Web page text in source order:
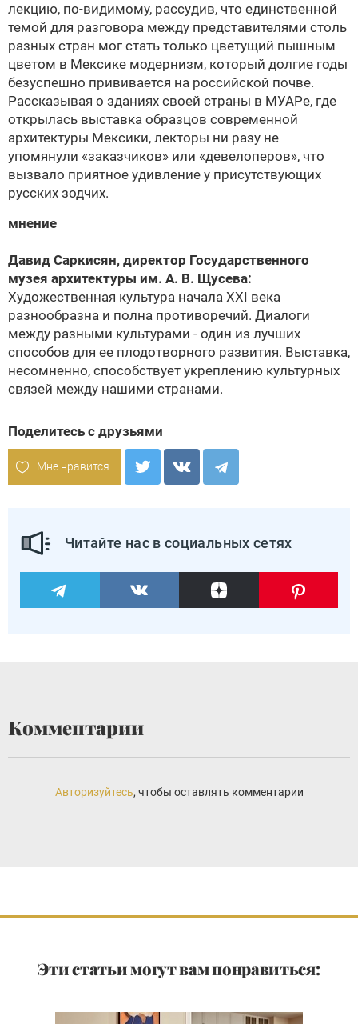
лекцию, по-видимому, рассудив, что единственной
темой для разговора между представителями столь
разных стран мог стать только цветущий пышным
цветом в Мексике модернизм, который долгие годы
безуспешно прививается на российской почве.
Рассказывая о зданиях своей страны в МУАРе, где
открылась выставка образцов современной
архитектуры Мексики, лекторы ни разу не
упомянули «заказчиков» или «девелоперов», что
вызвало приятное удивление у присутствующих
русских зодчих.
мнение
Давид Саркисян, директор Государственного
музея архитектуры им. А. В. Щусева:
Художественная культура начала XXI века
разнообразна и полна противоречий. Диалоги
между разными культурами - один из лучших
способов для ее плодотворного развития. Выставка,
несомненно, способствует укреплению культурных
связей между нашими странами.
Поделитесь с друзьями
Мне нравится
Читайте нас в социальных сетях
Комментарии
Авторизуйтесь, чтобы оставлять комментарии
Эти статьи могут вам понравиться: